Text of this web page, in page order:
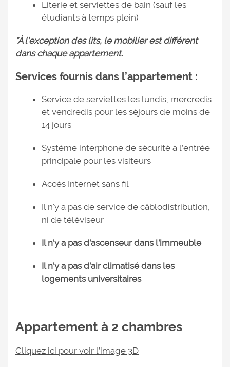
Literie et serviettes de bain (sauf les
étudiants à temps plein)
*À l’exception des lits, le mobilier est différent
dans chaque appartement.
Services fournis dans l’appartement :
Service de serviettes les lundis, mercredis
et vendredis pour les séjours de moins de
14 jours
Système interphone de sécurité à l’entrée
principale pour les visiteurs
Accès Internet sans fil
Il n'y a pas de service de câblodistribution,
ni de téléviseur
Il n’y a pas d’ascenseur dans l’immeuble
Il n’y a pas d’air climatisé dans les
logements universitaires
Appartement à 2 chambres
Cliquez ici pour voir l’image 3D